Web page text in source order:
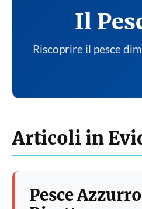
Il
Riscoprire il pesce
Articoli in
Pesce Azzurro